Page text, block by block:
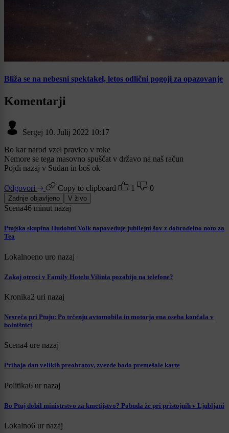
Bliža se na nebesni spektakel, letos odlični pogoji za opazovanje
Komentarji
Sergej 10. Julij 2022 10:17
Bo kar narod vzel pravico v roke
Nemore se tega masovno spuščat v državo na naš račun
Pojdi nazaj v Sudan in boš ok
Odgovori Copy to clipboard 1 0
Zadnje objavljeno V živo
Scena46 minut nazaj
Ptujska skupina Hudobni Volk napoveduje jubilejni šov z dobrodelno noto za
Tea
Lokalnoeno uro nazaj
Zakaj otroci v Family Hotelu Vilinia pozabijo na telefone?
Kronika2 uri nazaj
Nesreča pri Ptuju: Po trčenju avtomobila in motorja ena oseba končala v
bolnišnici
Scena4 ure nazaj
Prihaja dan velikih preobratov, zvezde bodo premešale karte
Politika6 ur nazaj
Bo Ptuj dobil ministrstvo za kmetijstvo? Pobuda že pri pristojnih v Ljubljani
Lokalno6 ur nazaj